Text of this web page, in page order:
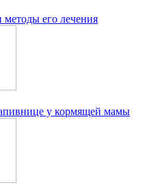
методы его лечения
у кормящей мамы